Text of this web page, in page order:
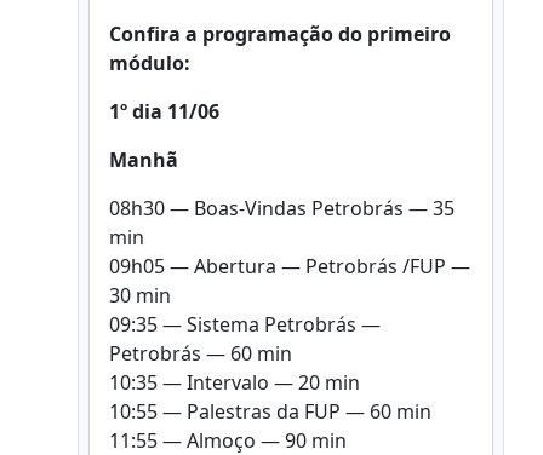
Confira a programação do primeiro
módulo:
1º dia 11/06
Manhã
08h30 — Boas-Vindas Petrobrás — 35
min
09h05 — Abertura — Petrobrás /FUP —
30 min
09:35 — Sistema Petrobrás —
Petrobrás — 60 min
10:35 — Intervalo — 20 min
10:55 — Palestras da FUP — 60 min
11:55 — Almoço — 90 min